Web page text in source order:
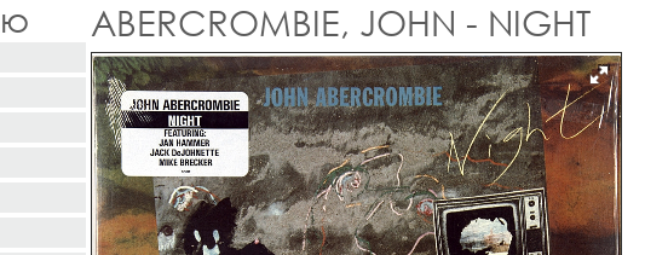
ABERCROMBIE, JOHN - NIGHT